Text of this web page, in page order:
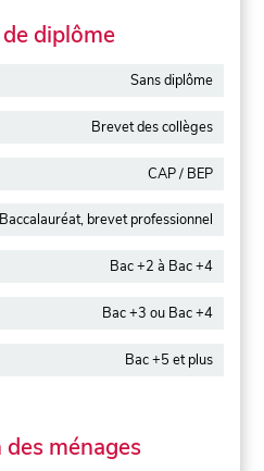
diplôme
Sans diplôme
Brevet des collèges
CAP / BEP
Baccalauréat, brevet professionnel
Bac +2 à Bac +4
Bac +3 ou Bac +4
Bac +5 et plus
ménages